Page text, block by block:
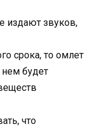
издают звуков,
срока, то омлет
будет
что